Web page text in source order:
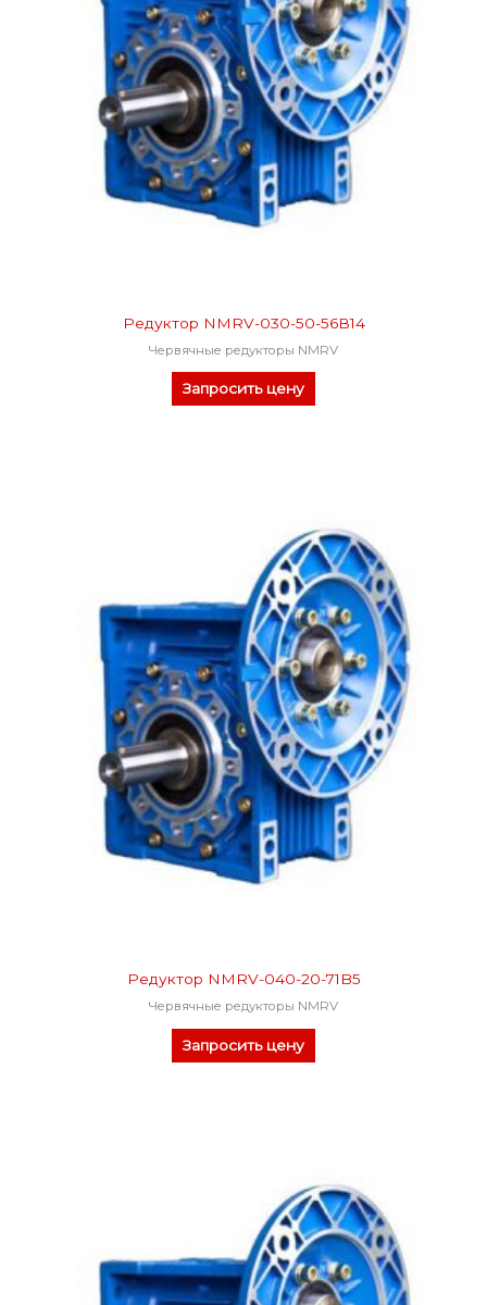
Редуктор NMRV-030-50-56В14
Червячные редукторы NMRV
Запросить цену
Редуктор NMRV-040-20-71B5
Червячные редукторы NMRV
Запросить цену